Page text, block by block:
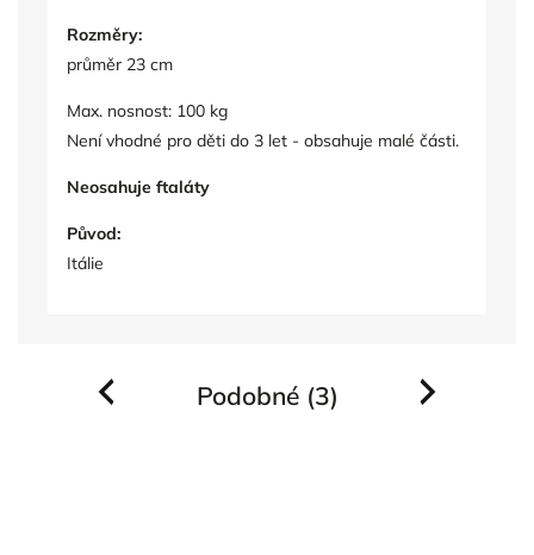
Rozměry:
průměr 23 cm
Max. nosnost: 100 kg
Není vhodné pro děti do 3 let - obsahuje malé části.
Neosahuje ftaláty
Původ:
Itálie
Podobné (3)
Previous Next